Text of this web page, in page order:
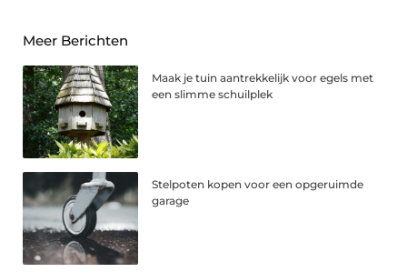
Meer Berichten
Maak je tuin aantrekkelijk voor egels met
een slimme schuilplek
Stelpoten kopen voor een opgeruimde
garage